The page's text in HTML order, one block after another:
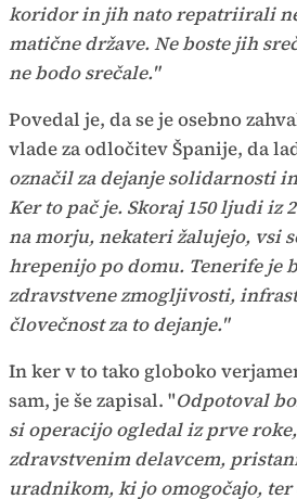
koridor in jih nato repatriirali
matične države. Ne boste jih
ne bodo srečale."
Povedal je, da se je osebno
vlade za odločitev Španije, da
označil za dejanje solidarnosti
Ker to pač je. Skoraj 150 ljudi iz
na morju, nekateri žalujejo, vsi
hrepenijo po domu. Tenerife je
zdravstvene zmogljivosti,
človečnost za to dejanje."
In ker v to tako globoko
sam, je še zapisal. "Odpotoval
si operacijo ogledal iz prve
zdravstvenim delavcem,
uradnikom, ki jo omogočajo, ter